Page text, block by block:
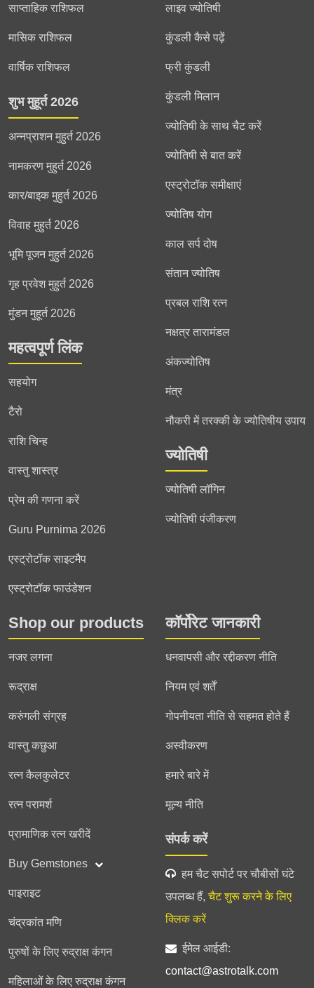
साप्ताहिक राशिफल
मासिक राशिफल
वार्षिक राशिफल
शुभ मुहूर्त 2026
अन्नप्राशन मुहुर्त 2026
नामकरण मुहुर्त 2026
कार/बाइक मुहुर्त 2026
विवाह मुहुर्त 2026
भूमि पूजन मुहुर्त 2026
गृह प्रवेश मुहुर्त 2026
मुंडन मुहूर्त 2026
महत्वपूर्ण लिंक
सहयोग
टैरो
राशि चिन्ह
वास्तु शास्त्र
प्रेम की गणना करें
Guru Purnima 2026
एस्ट्रोटॉक साइटमैप
एस्ट्रोटॉक फाउंडेशन
लाइव ज्योतिषी
कुंडली कैसे पढ़ें
फ्री कुंडली
कुंडली मिलान
ज्योतिषी के साथ चैट करें
ज्योतिषी से बात करें
एस्ट्रोटॉक समीक्षाएं
ज्योतिष योग
काल सर्प दोष
संतान ज्योतिष
प्रबल राशि रत्न
नक्षत्र तारामंडल
अंकज्योतिष
मंत्र
नौकरी में तरक्की के ज्योतिषीय उपाय
ज्योतिषी
ज्योतिषी लॉगिन
ज्योतिषी पंजीकरण
Shop our products
नजर लगना
रूद्राक्ष
करुंगली संग्रह
वास्तु कछुआ
रत्न कैलकुलेटर
रत्न परामर्श
प्रामाणिक रत्न खरीदें
Buy Gemstones
पाइराइट
चंद्रकांत मणि
पुरुषों के लिए रुद्राक्ष कंगन
महिलाओं के लिए रुद्राक्ष कंगन
कॉर्पोरेट जानकारी
धनवापसी और रद्दीकरण नीति
नियम एवं शर्तें
गोपनीयता नीति से सहमत होते हैं
अस्वीकरण
हमारे बारे में
मूल्य नीति
संपर्क करें
हम चैट सपोर्ट पर चौबीसों घंटे
उपलब्ध हैं, चैट शुरू करने के लिए
क्लिक करें
ईमेल आईडी:
contact@astrotalk.com